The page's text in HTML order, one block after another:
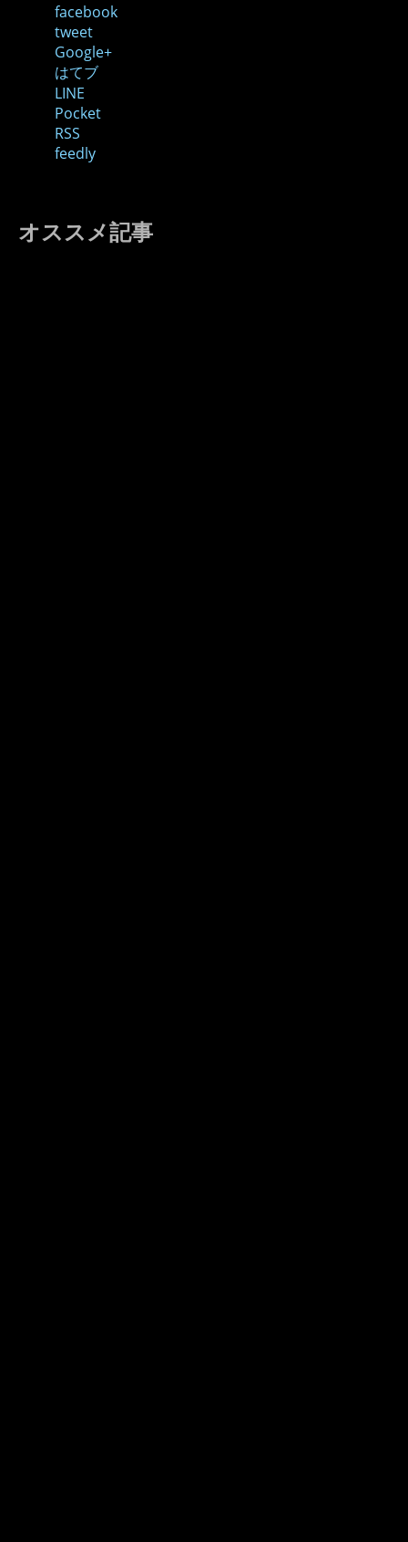
facebook
tweet
Google+
はてブ
LINE
Pocket
RSS
feedly
オススメ記事